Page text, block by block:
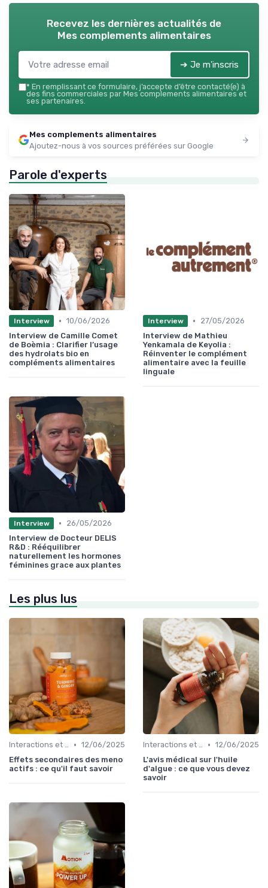
Recevez les dernières actualités de
Mes complements alimentaires
➔ Je m'inscris
* En remplissant ce formulaire, j’accepte d’être contacté(e) à
des fins commerciales par Mes complements alimentaires et
ses partenaires.
Mes complements alimentaires
Ajoutez-nous à vos sources préférées sur Google
Parole d'experts
Interview • 10/06/2026
Interview de Camille Comet
de Boèmia : Clarifier l’usage
des hydrolats bio en
compléments alimentaires
Interview •
27/05/2026
Interview de Mathieu
Yenkamala de Keyolia :
Réinventer le complément
alimentaire avec la feuille
linguale
Interview •
26/05/2026
Interview de Docteur DELIS
R&D : Rééquilibrer
naturellement les hormones
féminines grace aux plantes
Les plus lus
Interactions et contre-indications • 12/06/2025
Effets secondaires des meno
actifs : ce qu'il faut savoir
Interactions et contre-indications • 12/06/2025
L'avis médical sur l'huile
d'algue : ce que vous devez
savoir